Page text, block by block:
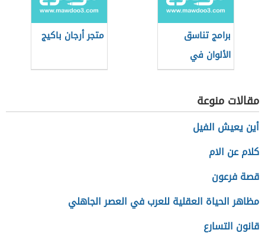
برامج تناسق
الألوان في
الديكور
متجر أرجان باكيج
مقالات منوعة
أين يعيش الفيل
كلام عن الام
قصة فرعون
مظاهر الحياة العقلية للعرب في العصر الجاهلي
قانون التسارع